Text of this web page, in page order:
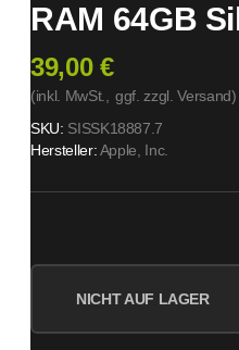
RAM 64GB
39,00 €
(inkl. MwSt., ggf. zzgl. Versand)
SKU: SISSK18887.7
Hersteller:Apple, Inc.
NICHT AUF LAGER